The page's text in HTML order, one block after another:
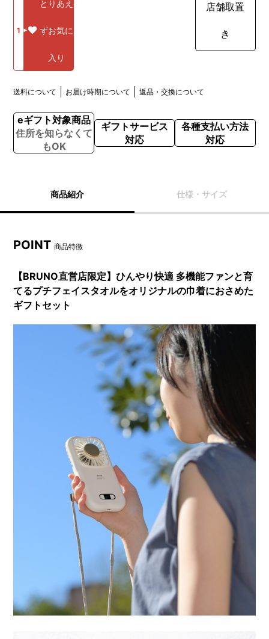
1
とりあえ
ずお気に
入り
店舗取置
き
送料について お届け時期について 返品・交換について
eギフト対象商品
住所を知らなくて
もOK
ギフトサービス
対応
各種支払い方法
対応
商品紹介 仕様・サイズ
POINT商品特徴
【BRUNO直営店限定】ひんやり快適 多機能ファンと育
てるプチフェイスタオルをオリジナルの巾着におさめた
ギフトセット